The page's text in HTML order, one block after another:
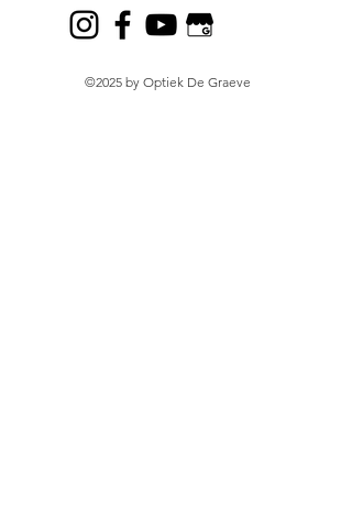
©2025 by Optiek De Graeve